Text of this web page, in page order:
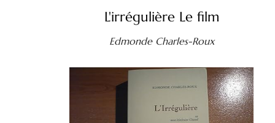
L'irrégulière Le film
Edmonde Charles-Roux